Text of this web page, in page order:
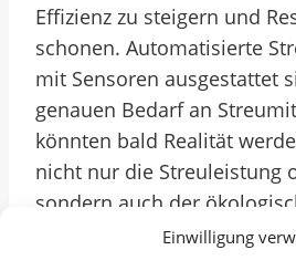
Einwilligung
Effizienz zu steigern und
schonen. Automatisierte
mit Sensoren ausgestattet
genauen Bedarf an
könnten bald Realität
nicht nur die Streuleistung
sondern auch der
des Dienstes weiter